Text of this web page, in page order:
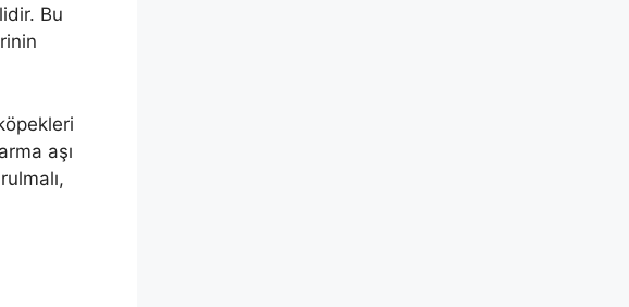
Bu
aşı